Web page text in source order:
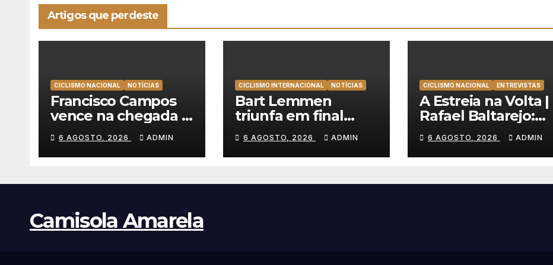
Artigos que perdeste
CICLISMO NACIONAL NOTÍCIAS
Francisco Campos
vence na chegada a
Sintra, Rui Oliveira
veste de amarelo na
Volta a Portugal
6 AGOSTO, 2026 ADMIN
CICLISMO INTERNACIONAL NOTÍCIAS
Bart Lemmen
triunfa em final
emocionante e
alcança a primeira
vitória da carreira na
6 AGOSTO, 2026 ADMIN
CICLISMO NACIONAL ENTREVISTAS
A Estreia na Volta |
Rafael Baltarejo:
“Participar na Volta
a Portugal é o
sonho de qualquer
6 AGOSTO, 2026 ADMIN
Camisola Amarela